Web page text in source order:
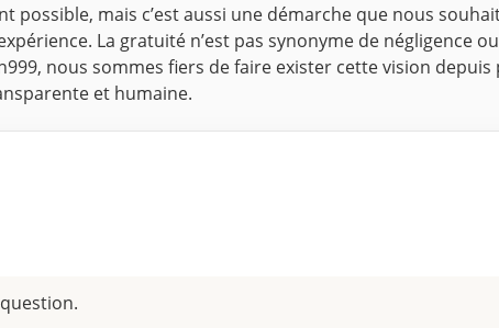
mais c’est aussi une démarche que nous
La gratuité n’est pas synonyme de négligence
nous sommes fiers de faire exister cette vision depuis
et humaine.